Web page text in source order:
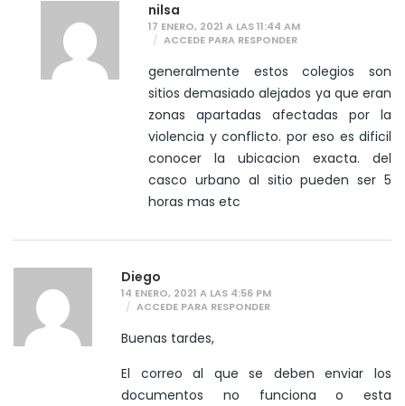
nilsa
17 ENERO, 2021 A LAS 11:44 AM
ACCEDE PARA RESPONDER
generalmente estos colegios son
sitios demasiado alejados ya que eran
zonas apartadas afectadas por la
violencia y conflicto. por eso es dificil
conocer la ubicacion exacta. del
casco urbano al sitio pueden ser 5
horas mas etc
Diego
14 ENERO, 2021 A LAS 4:56 PM
ACCEDE PARA RESPONDER
Buenas tardes,
El correo al que se deben enviar los
documentos no funciona o esta